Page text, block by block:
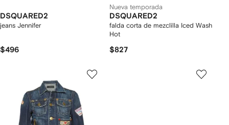
DSQUARED2
jeans Jennifer
$496
Nueva temporada
DSQUARED2
falda corta de mezclilla Iced Wash
Hot
$827